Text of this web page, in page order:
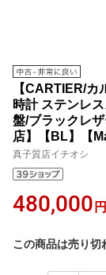
【CARTIER/
時計 ステンレ
盤/ブラックレ
店】【BL】【
真子質店イチオシ
480,000 円
この商品は売り切